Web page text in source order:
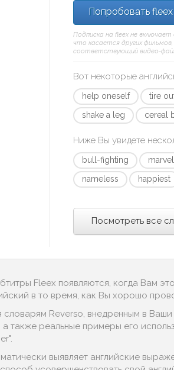
Попробовать
Подписка на fleex не
что касается других
соответствующий видео-
Вот некоторые
help oneself tire
shake a leg
cereal
Ниже Вы увидете
bull-fighting
nameless
happiest
Посмотреть все
Fleex появляются, когда Вам
в то время, как Вы хорошо
словарям Reverso, внедренным в
также реальные примеры его
выявляет английские